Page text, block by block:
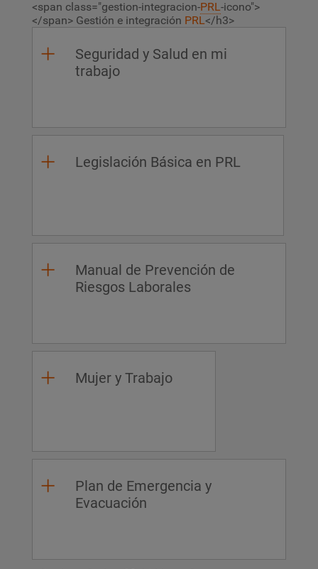
<span class="gestion-integracion-PRL-icono">
</span> Gestión e integración PRL</h3>
Seguridad y Salud en mi
trabajo
Legislación Básica en PRL
Manual de Prevención de
Riesgos Laborales
Mujer y Trabajo
Plan de Emergencia y
Evacuación